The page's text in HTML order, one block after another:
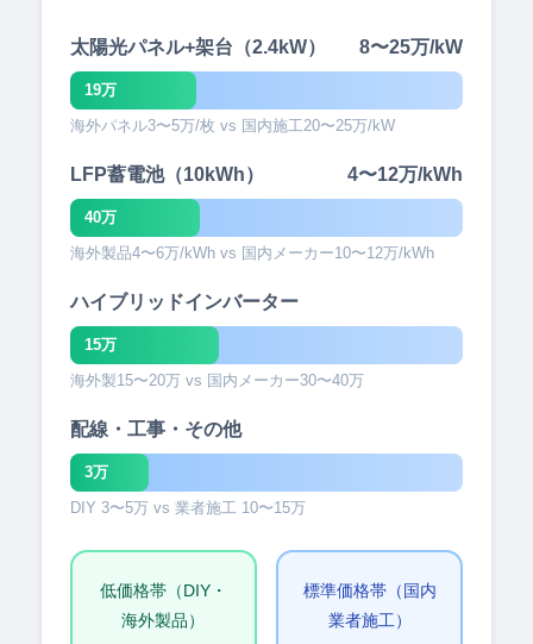
太陽光パネル+架台（2.4kW） 8〜25万/kW
60万円
19万
海外パネル3〜5万/枚 vs 国内施工20〜25万/kW
LFP蓄電池（10kWh） 4〜12万/kWh
120万円
40万
海外製品4〜6万/kWh vs 国内メーカー10〜12万/kWh
ハイブリッドインバーター
40万円
15万
海外製15〜20万 vs 国内メーカー30〜40万
配線・工事・その他
15万円
3万
DIY 3〜5万 vs 業者施工 10〜15万
低価格帯（DIY・
海外製品）
標準価格帯（国内
業者施工）